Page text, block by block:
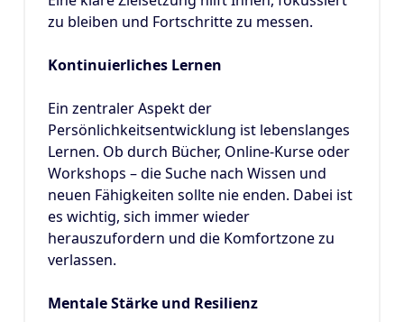
zu bleiben und Fortschritte zu messen.
Kontinuierliches Lernen
Ein zentraler Aspekt der
Persönlichkeitsentwicklung ist lebenslanges
Lernen. Ob durch Bücher, Online-Kurse oder
Workshops – die Suche nach Wissen und
neuen Fähigkeiten sollte nie enden. Dabei ist
es wichtig, sich immer wieder
herauszufordern und die Komfortzone zu
verlassen.
Mentale Stärke und Resilienz